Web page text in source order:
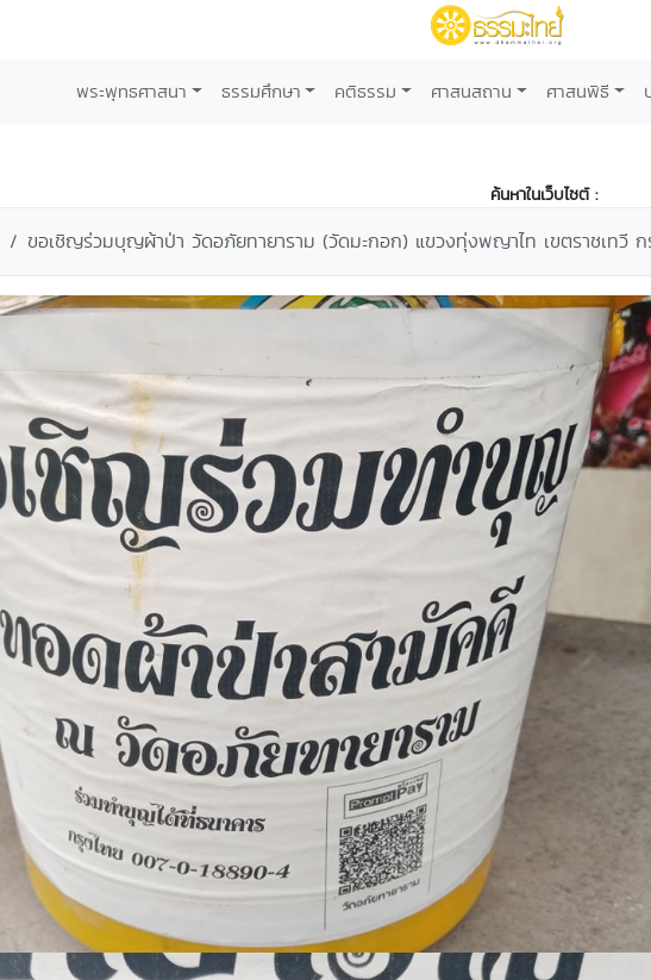
พระพุทธศาสนา ธรรมศึกษา คติธรรม ศาสนสถาน ศาสนพิธี
ค้นหาในเว็บไซต์ :
ขอเชิญร่วมบุญผ้าป่า วัดอภัยทายาราม (วัดมะกอก) แขวงทุ่งพญาไท เขตราชเทวี